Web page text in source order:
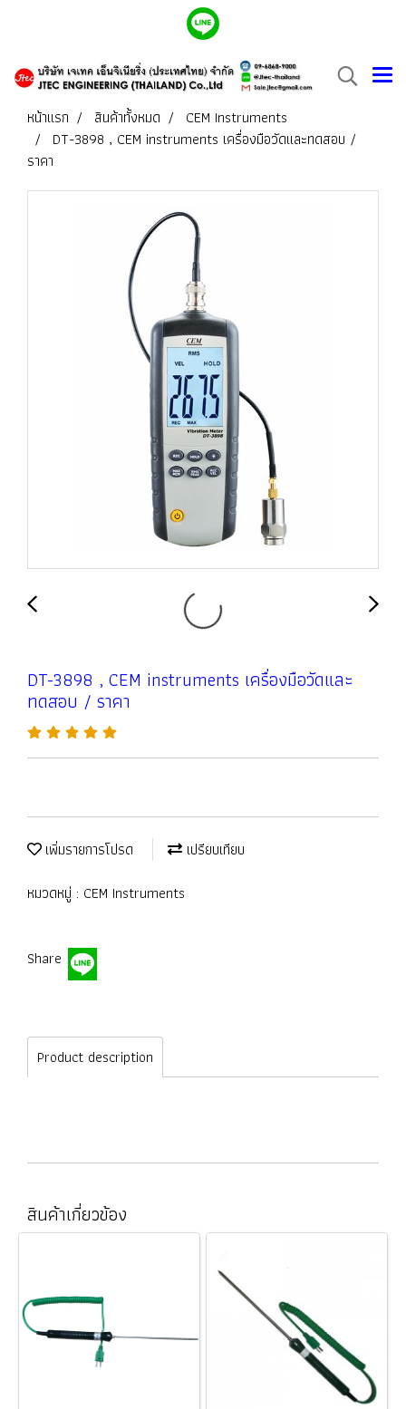
หน้าแรก สินค้าทั้งหมด
CEM Instruments
DT-3898 , CEM instruments เครื่องมือวัดและทดสอบ /
ราคา
DT-3898 , CEM instruments เครื่องมือวัดและ
ทดสอบ / ราคา
เพิ่มรายการโปรด
เปรียบเทียบ
หมวดหมู่ : CEM Instruments
Share
Product description
สินค้าเกี่ยวข้อง